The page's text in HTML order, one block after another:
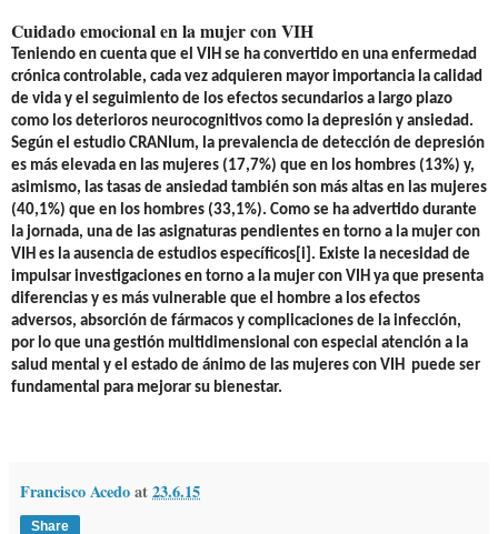
Cuidado emocional en la mujer con VIH
Teniendo en cuenta que el VIH se ha convertido en una enfermedad
crónica controlable, cada vez adquieren mayor importancia la calidad
de vida y el seguimiento de los efectos secundarios a largo plazo
como los deterioros neurocognitivos como la depresión y ansiedad.
Según el estudio CRANIum, la prevalencia de detección de depresión
es más elevada en las mujeres (17,7%) que en los hombres (13%) y,
asimismo, las tasas de ansiedad también son más altas en las mujeres
(40,1%) que en los hombres (33,1%). Como se ha advertido durante
la jornada, una de las asignaturas pendientes en torno a la mujer con
VIH es la ausencia de estudios específicos [i] . Existe la necesidad de
impulsar investigaciones en torno a la mujer con VIH ya que presenta
diferencias y es más vulnerable que el hombre a los efectos
adversos, absorción de fármacos y complicaciones de la infección,
por lo que una gestión multidimensional con especial atención a la
salud mental y el estado de ánimo de las mujeres con VIH puede ser
fundamental para mejorar su bienestar.
Francisco Acedoat23.6.15
Share